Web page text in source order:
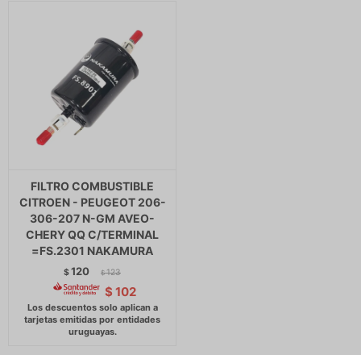
FILTRO COMBUSTIBLE
CITROEN - PEUGEOT 206-
306-207 N-GM AVEO-
CHERY QQ C/TERMINAL
=FS.2301 NAKAMURA
$120 $ 123
$ 102